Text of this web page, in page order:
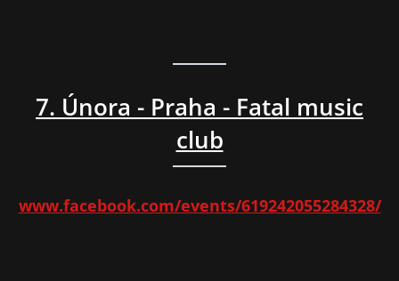
7. Února - Praha - Fatal music
club
www.facebook.com/events/619242055284328/